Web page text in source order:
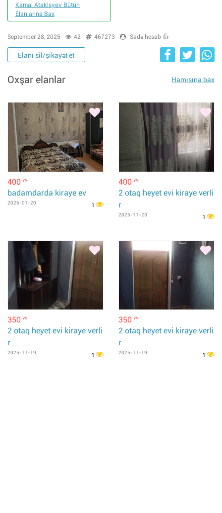
Kamal Atakisyev Bütün
Elanlarına Bax
September 28, 2025 42 467273 Sadə hesab 👍
Elanı sil/şikayət et
Oxşar elanlar Hamısına bax
400 m
badamdarda kiraye ev
2026-01-20 1
400 m
2 otaq heyet evi kiraye verli
r
2025-11-23 1
350 m
2 otaq heyet evi kiraye verli
r
2025-11-19 1
350 m
2 otaq heyet evi kiraye verli
r
2025-11-19 1